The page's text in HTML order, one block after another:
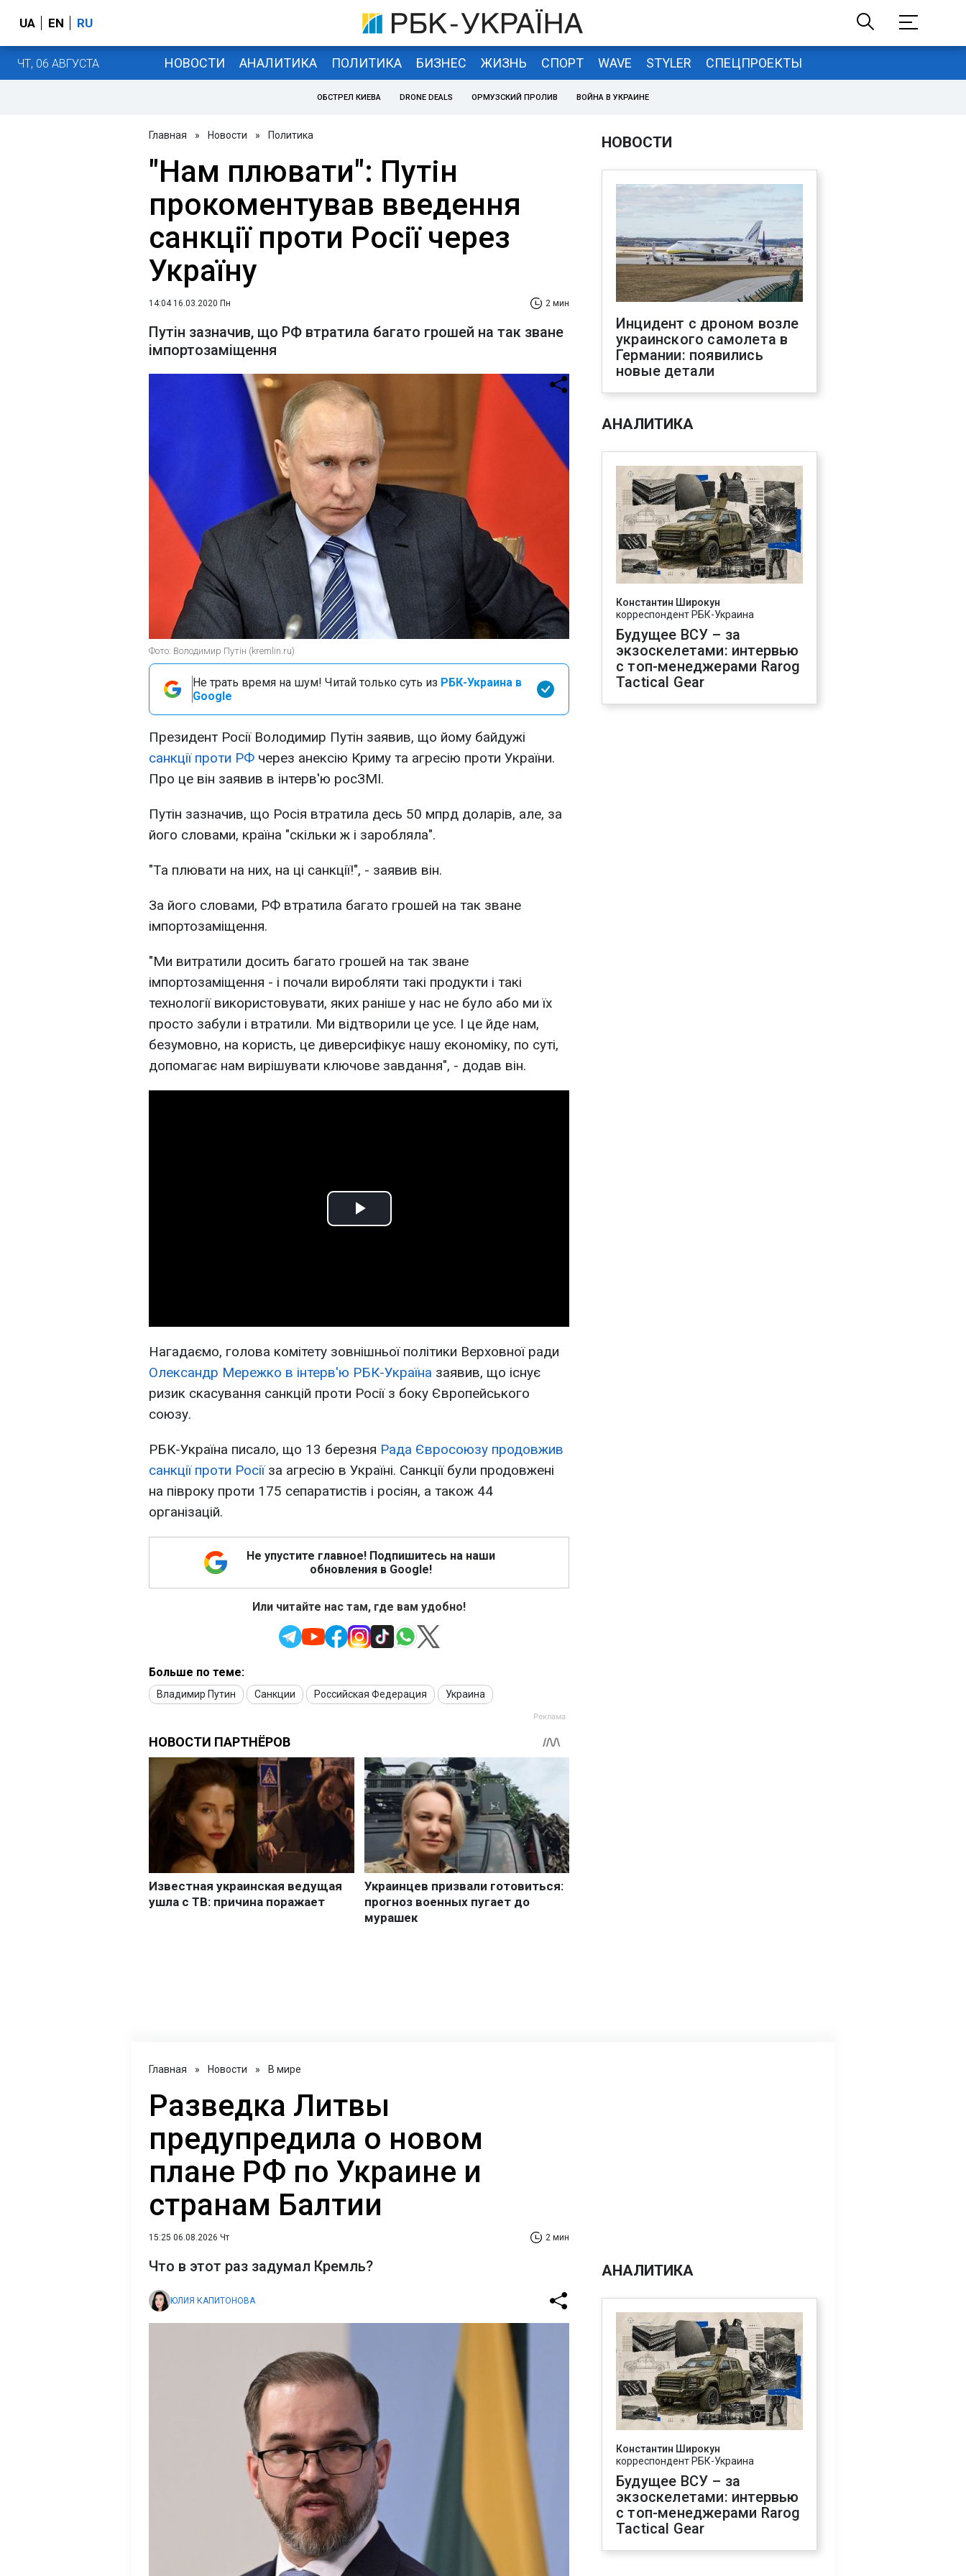
UA EN RU
ЧТ, 06 АВГУСТА НОВОСТИ АНАЛИТИКА ПОЛИТИКА БИЗНЕС ЖИЗНЬ СПОРТ WAVE STYLER СПЕЦПРОЕКТЫ
ОБСТРЕЛ КИЕВА DRONE DEALS ОРМУЗСКИЙ ПРОЛИВ ВОЙНА В УКРАИНЕ
Главная » Новости » Политика
"Нам плювати": Путін
прокоментував введення
санкції проти Росії через
Україну
14:04 16.03.2020 Пн 2 мин
Путін зазначив, що РФ втратила багато грошей на так зване
імпортозаміщення
Фото: Володимир Путін (kremlin.ru)
Не трать время на шум! Читай только суть из РБК-Украина в
Google
Президент Росії Володимир Путін заявив, що йому байдужі
санкції проти РФ через анексію Криму та агресію проти України.
Про це він заявив в інтерв'ю росЗМІ.
Путін зазначив, що Росія втратила десь 50 мпрд доларів, але, за
його словами, країна "скільки ж і заробляла".
"Та плювати на них, на ці санкції!", - заявив він.
За його словами, РФ втратила багато грошей на так зване
імпортозаміщення.
"Ми витратили досить багато грошей на так зване
імпортозаміщення - і почали виробляти такі продукти і такі
технології використовувати, яких раніше у нас не було або ми їх
просто забули і втратили. Ми відтворили це усе. І це йде нам,
безумовно, на користь, це диверсифікує нашу економіку, по суті,
допомагає нам вирішувати ключове завдання", - додав він.
Play
Нагадаємо, голова комітету зовнішньої політики Верховної ради
Олександр Мережко в інтерв'ю РБК-Україна заявив, що існує
ризик скасування санкцій проти Росії з боку Європейського
союзу.
РБК-Україна писало, що 13 березня Рада Євросоюзу продовжив
санкції проти Росіїза агресію в Україні. Санкції були продовжені
на півроку проти 175 сепаратистів і росіян, а також 44
організацій.
Не упустите главное! Подпишитесь на наши
обновления в Google!
Или читайте нас там, где вам удобно!
Больше по теме:
Владимир Путин Санкции Российская Федерация Украина
НОВОСТИ
Инцидент с дроном возле
украинского самолета в
Германии: появились
новые детали
АНАЛИТИКА
Константин Широкун
корреспондент РБК-Украина
Будущее ВСУ – за
экзоскелетами: интервью
с топ-менеджерами Rarog
Tactical Gear
Главная » Новости » В мире
Разведка Литвы
предупредила о новом
плане РФ по Украине и
странам Балтии
15:25 06.08.2026 Чт 2 мин
Что в этот раз задумал Кремль?
ЮЛИЯ КАПИТОНОВА
АНАЛИТИКА
Константин Широкун
корреспондент РБК-Украина
Будущее ВСУ – за
экзоскелетами: интервью
с топ-менеджерами Rarog
Tactical Gear